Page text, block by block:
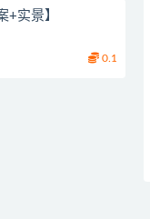
+实景】
0.1